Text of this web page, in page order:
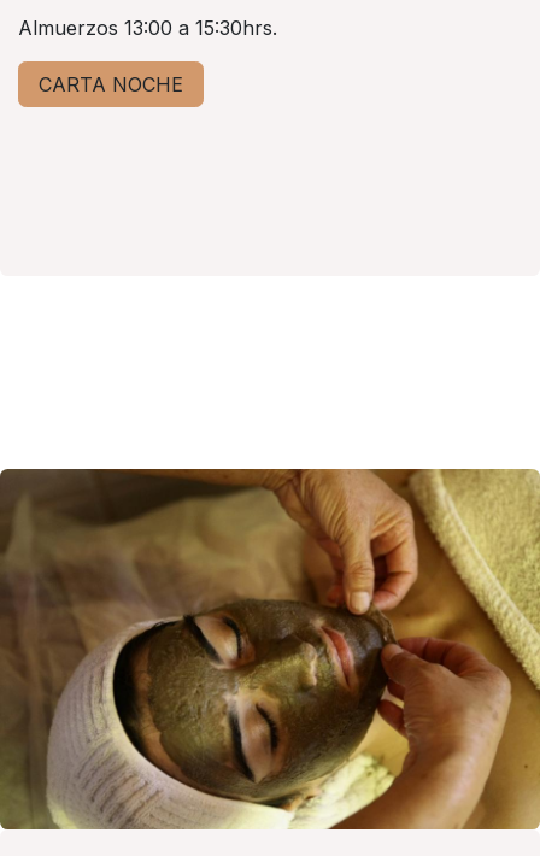
Almuerzos 13:00 a 15:30hrs.
CARTA NOCHE